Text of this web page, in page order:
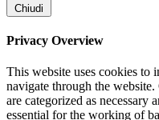
Chiudi
Privacy Overview
This website uses cookies to
navigate through the
are categorized as necessary
essential for the working of